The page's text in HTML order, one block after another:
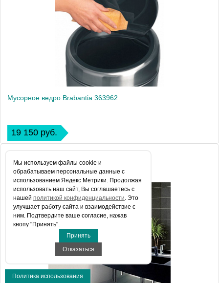
Мусорное ведро Brabantia 363962
19 150 руб.
Политика использования
Мы используем файлы сookie и
обрабатываем персональные данные с
использованием Яндекс Метрики. Продолжая
использовать наш сайт, Вы соглашаетесь с
нашей политикой конфиденциальности. Это
улучшает работу сайта и взаимодействие с
ним. Подтвердите ваше согласие, нажав
кнопу "Принять".
Принять
Отказаться